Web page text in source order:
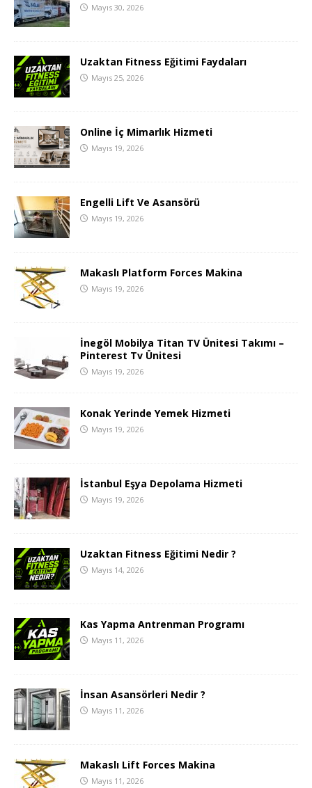
Mayıs 30, 2026
Uzaktan Fitness Eğitimi Faydaları
Mayıs 25, 2026
Online İç Mimarlık Hizmeti
Mayıs 19, 2026
Engelli Lift Ve Asansörü
Mayıs 19, 2026
Makaslı Platform Forces Makina
Mayıs 19, 2026
İnegöl Mobilya Titan TV Ünitesi Takımı –
Pinterest Tv Ünitesi
Mayıs 19, 2026
Konak Yerinde Yemek Hizmeti
Mayıs 19, 2026
İstanbul Eşya Depolama Hizmeti
Mayıs 19, 2026
Uzaktan Fitness Eğitimi Nedir ?
Mayıs 14, 2026
Kas Yapma Antrenman Programı
Mayıs 11, 2026
İnsan Asansörleri Nedir ?
Mayıs 11, 2026
Makaslı Lift Forces Makina
Mayıs 11, 2026